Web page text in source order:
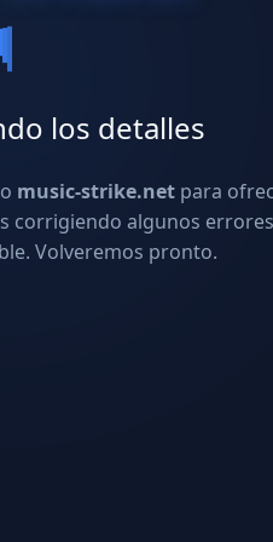
los detalles
music-strike.net para
corrigiendo algunos
Volveremos pronto.